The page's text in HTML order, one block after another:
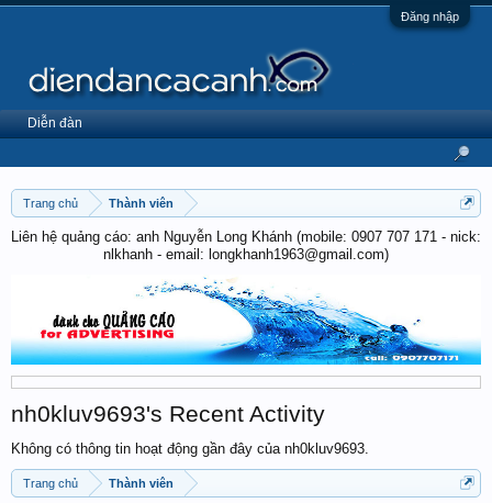
Đăng nhập
Trang chủ Thành viên
Liên hệ quảng cáo: anh Nguyễn Long Khánh (mobile: 0907 707 171 - nick:
nlkhanh - email: longkhanh1963@gmail.com)
nh0kluv9693's Recent Activity
Không có thông tin hoạt động gần đây của nh0kluv9693.
Trang chủ Thành viên
Diễn đàn